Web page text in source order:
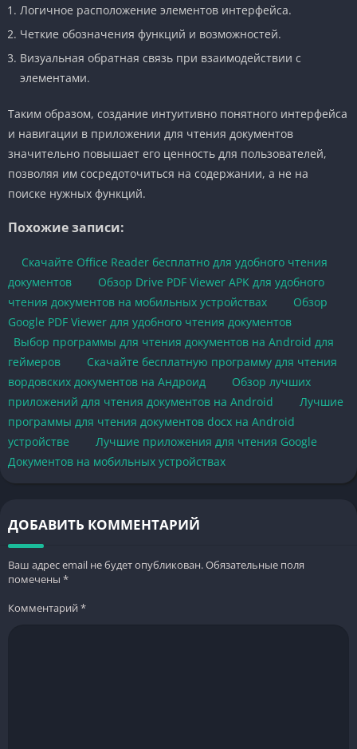
Логичное расположение элементов интерфейса.
Четкие обозначения функций и возможностей.
Визуальная обратная связь при взаимодействии с
элементами.
Таким образом, создание интуитивно понятного интерфейса
и навигации в приложении для чтения документов
значительно повышает его ценность для пользователей,
позволяя им сосредоточиться на содержании, а не на
поиске нужных функций.
Похожие записи:
Скачайте Office Reader бесплатно для удобного чтения
документов
Обзор Drive PDF Viewer APK для удобного
чтения документов на мобильных устройствах
Обзор
Google PDF Viewer для удобного чтения документов
Выбор программы для чтения документов на Android для
геймеров
Скачайте бесплатную программу для чтения
вордовских документов на Андроид
Обзор лучших
приложений для чтения документов на Android
Лучшие
программы для чтения документов docx на Android
устройстве
Лучшие приложения для чтения Google
Документов на мобильных устройствах
ДОБАВИТЬ КОММЕНТАРИЙ
Ваш адрес email не будет опубликован.Обязательные поля
помечены *
Комментарий*